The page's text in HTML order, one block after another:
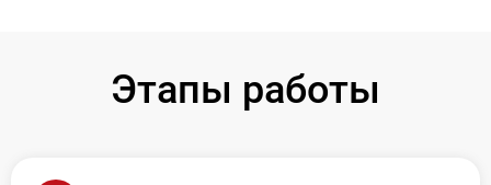
Этапы работы